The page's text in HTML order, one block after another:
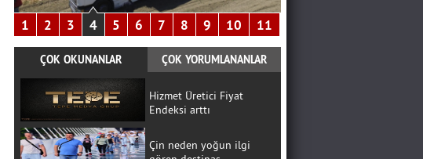
1 2 3 4 5 6 7 8 9 10 11
ÇOK OKUNANLAR ÇOK YORUMLANANLAR
Hizmet Üretici Fiyat
Endeksi arttı
Çin neden yoğun ilgi